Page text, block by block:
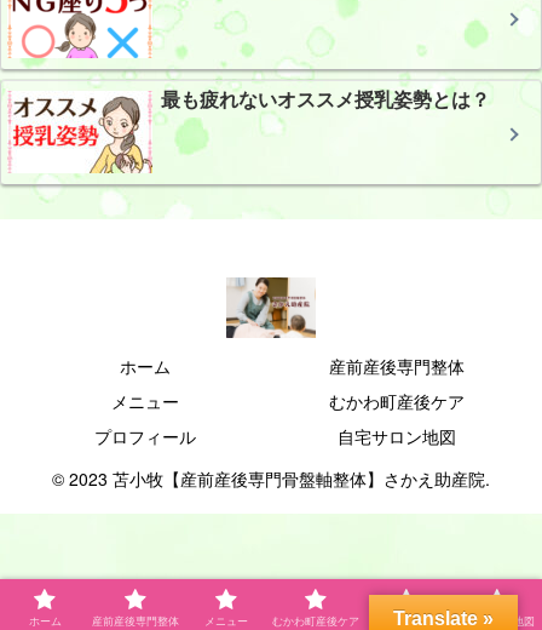
最も疲れないオススメ授乳姿勢とは？
ホーム
産前産後専門整体
メニュー
むかわ町産後ケア
プロフィール
自宅サロン地図
© 2023 苫小牧【産前産後専門骨盤軸整体】さかえ助産院.
ホーム 産前産後専門整体 メニュー むかわ町産後ケア プロフィール 自宅サロン地図
Translate »